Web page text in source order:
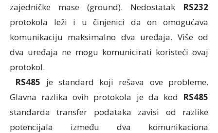
zajedničke mase (ground). Nedostatak RS232
protokola leži i u činjenici da on omogućava
komunikaciju maksimalno dva uređaja. Više od
dva uređaja ne mogu komunicirati koristeći ovaj
protokol.
RS485 je standard koji rešava ove probleme.
Glavna razlika ovih protokola je da kod RS485
standarda transfer podataka zavisi od razlike
potencijala između dva komunikaciona